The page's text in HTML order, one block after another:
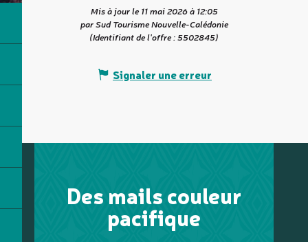
Mis à jour le 11 mai 2026 à 12:05
par Sud Tourisme Nouvelle-Calédonie
(Identifiant de l'offre :5502845)
Signaler une erreur
Des mails couleur
pacifique